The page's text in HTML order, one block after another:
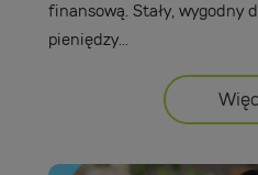
finansową. Stały, wygodny
pieniędzy...